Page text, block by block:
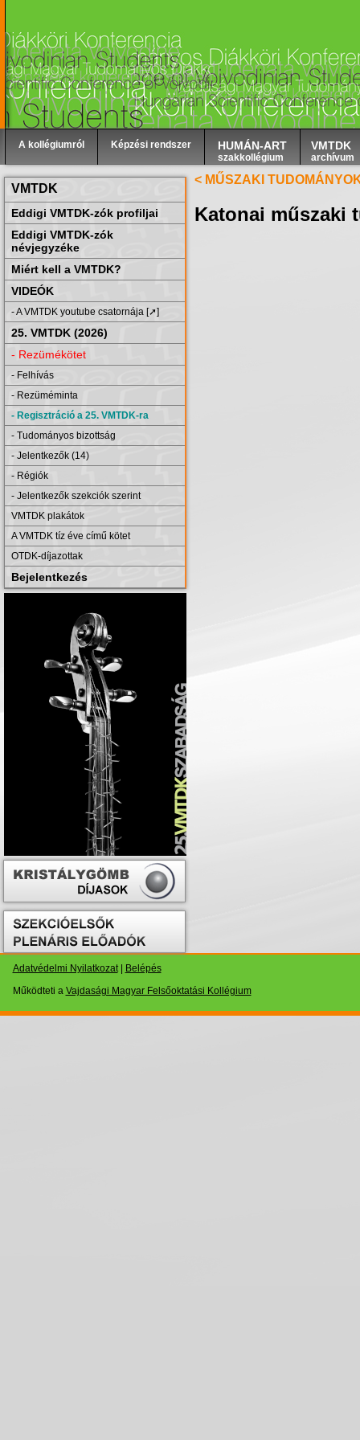
A kollégiumról Képzési rendszer HUMÁN-ART
szakkollégium
VMTDK
archívum
VMTDK
Eddigi VMTDK-zók profiljai
Eddigi VMTDK-zók
névjegyzéke
Miért kell a VMTDK?
VIDEÓK
- A VMTDK youtube csatornája [➚]
25. VMTDK (2026)
- Rezümékötet
- Felhívás
- Rezüméminta
- Regisztráció a 25. VMTDK-ra
- Tudományos bizottság
- Jelentkezők (14)
- Régiók
- Jelentkezők szekciók szerint
VMTDK plakátok
A VMTDK tíz éve című kötet
OTDK-díjazottak
Bejelentkezés
< MŰSZAKI
Katonai műszaki
Adatvédelmi Nyilatkozat|
Belépés
Működteti a Vajdasági Magyar Felsőoktatási Kollégium